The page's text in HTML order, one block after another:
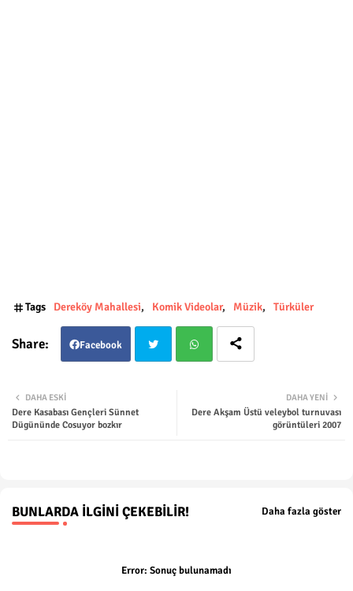
Tags Dereköy Mahallesi Komik Videolar Müzik Türküler
Facebook
tsap
DAHA YENI
Dere Akşam Üstü veleybol turnuvası
görüntüleri 2007
DAHA ESKI
Dere Kasabası Gençleri Sünnet
Dügününde Cosuyor bozkır
BUNLARDA İLGINI ÇEKEBILIR! Daha fazla göster
Error: Sonuç bulunamadı